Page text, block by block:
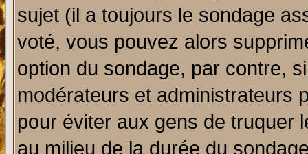
sujet (il a toujours le sondage
voté, vous pouvez alors
option du sondage, par contre,
modérateurs et administrateurs
pour éviter aux gens de truquer
au milieu de la durée du